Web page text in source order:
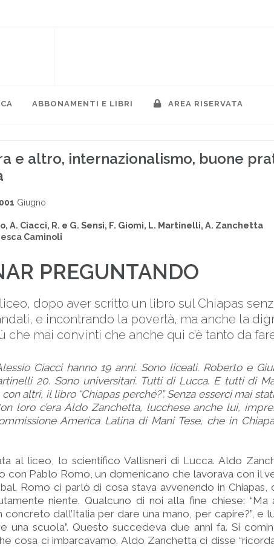
ABBONAMENTI E LIBRI AREA RISERVATA
e altro, internazionalismo, buone
Giugno
A. Ciacci, R. e G. Sensi, F. Giomi, L. Martinelli, A. Zanchetta
Caminoli
PREGUNTANDO
dopo aver scritto un libro sul Chiapas
e incontrando la povertà, ma anche la
che mai convinti che anche qui c’è tanto da
Ciacci hanno 19 anni. Sono liceali. Roberto e
20. Sono universitari. Tutti di Lucca. E tutti di
altri, il libro “Chiapas perché?”. Senza esserci mai
loro c’era Aldo Zanchetta, lucchese anche lui,
America Latina di Mani Tese, che in
al liceo, lo scientifico Vallisneri di Lucca. Aldo
con Pablo Romo, un domenicano che lavorava con il
Romo ci parlò di cosa stava avvenendo in Chiapas,
niente. Qualcuno di noi alla fine chiese: “Ma
dall’Italia per dare una mano, per capire?”, e
una scuola”. Questo succedeva due anni fa. Si
cosa ci imbarcavamo. Aldo Zanchetta ci disse